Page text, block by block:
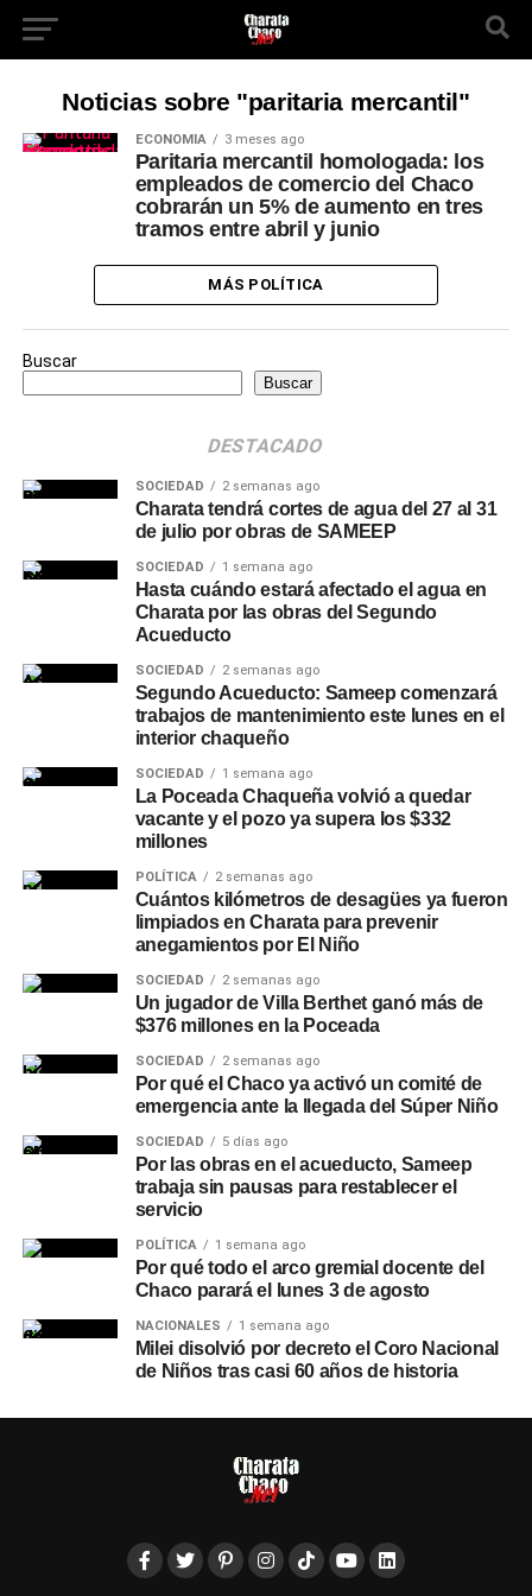
Noticias sobre "paritaria mercantil"
ECONOMÍA 3 meses ago
Paritaria mercantil homologada: los
empleados de comercio del Chaco
cobrarán un 5% de aumento en tres
tramos entre abril y junio
MÁS POLÍTICA
Buscar
Buscar
DESTACADO
SOCIEDAD 2 semanas ago
Charata tendrá cortes de agua del 27 al 31
de julio por obras de SAMEEP
SOCIEDAD 1 semana ago
Hasta cuándo estará afectado el agua en
Charata por las obras del Segundo
Acueducto
SOCIEDAD 2 semanas ago
Segundo Acueducto: Sameep comenzará
trabajos de mantenimiento este lunes en el
interior chaqueño
SOCIEDAD 1 semana ago
La Poceada Chaqueña volvió a quedar
vacante y el pozo ya supera los $332
millones
POLÍTICA 2 semanas ago
Cuántos kilómetros de desagües ya fueron
limpiados en Charata para prevenir
anegamientos por El Niño
SOCIEDAD 2 semanas ago
Un jugador de Villa Berthet ganó más de
$376 millones en la Poceada
SOCIEDAD 2 semanas ago
Por qué el Chaco ya activó un comité de
emergencia ante la llegada del Súper Niño
SOCIEDAD 5 días ago
Por las obras en el acueducto, Sameep
trabaja sin pausas para restablecer el
servicio
POLÍTICA 1 semana ago
Por qué todo el arco gremial docente del
Chaco parará el lunes 3 de agosto
NACIONALES 1 semana ago
Milei disolvió por decreto el Coro Nacional
de Niños tras casi 60 años de historia